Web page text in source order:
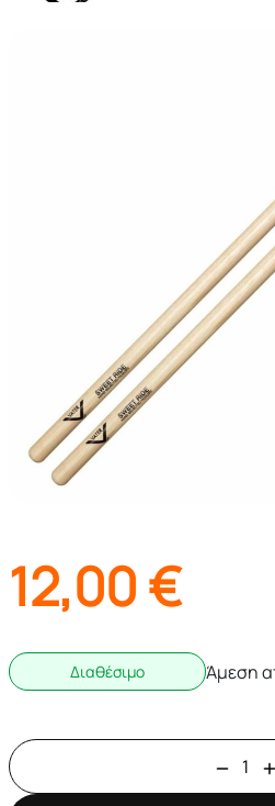
12,00€
Διαθέσιμο Άμεση